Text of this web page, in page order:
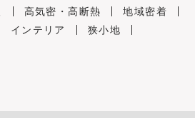
高気密・高断熱
地域密着
インテリア
狭小地